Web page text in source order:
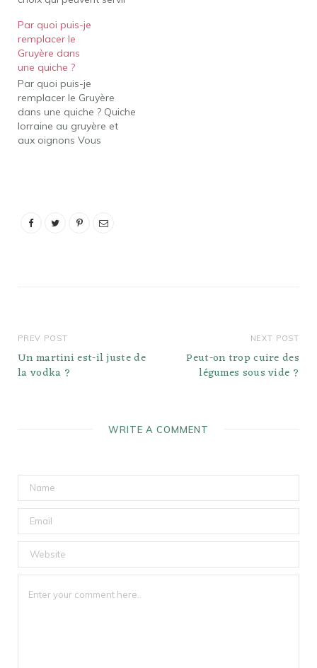
fromage Gruyxère. Selon
que vous faites fondre
du fromage ou que vous
ajoutez plus de variété à
votre planche de
charcuterie, vous pouvez
envisager le Beaufort, le…
Par quoi puis-je
remplacer le
Gruyère dans
une quiche ?
Par quoi puis-je
remplacer le Gruyère
dans une quiche ? Quiche
lorraine au gruyère et
aux oignons Vous
est le meilleur pour la
PREV POST
Un martini est-il juste de
la vodka ?
NEXT POST
Peut-on trop cuire des
légumes sous vide ?
WRITE A COMMENT